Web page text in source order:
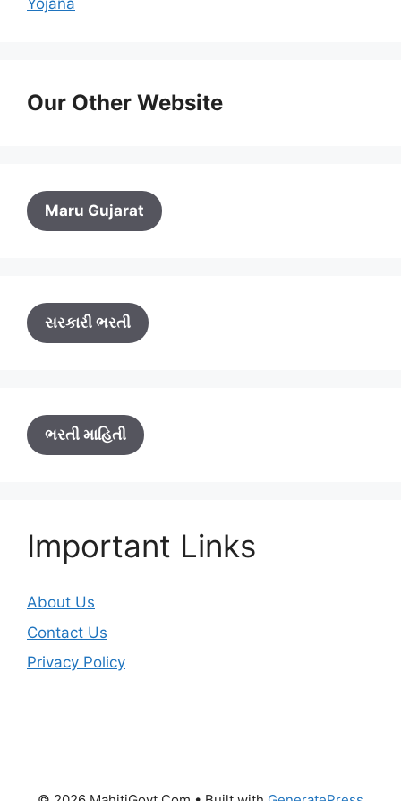
Yojana
Our Other Website
Maru Gujarat
સરકારી ભરતી
ભરતી માહિતી
Important Links
About Us
Contact Us
Privacy Policy